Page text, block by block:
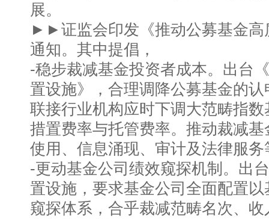
展。
►►证监会印发《推动公募基金高
通知。其中提倡，
-稳步裁减基金投资者成本。出台
置设施》，合理调降公募基金的
联接行业机构应时下调大范畴指
措置费率与托管费率。推动裁减
使用、信息涌现、审计及法律服
-更动基金公司绩效窥探机制。出
置设施，要求基金公司全面配置
窥探体系，合乎裁减范畴名次、